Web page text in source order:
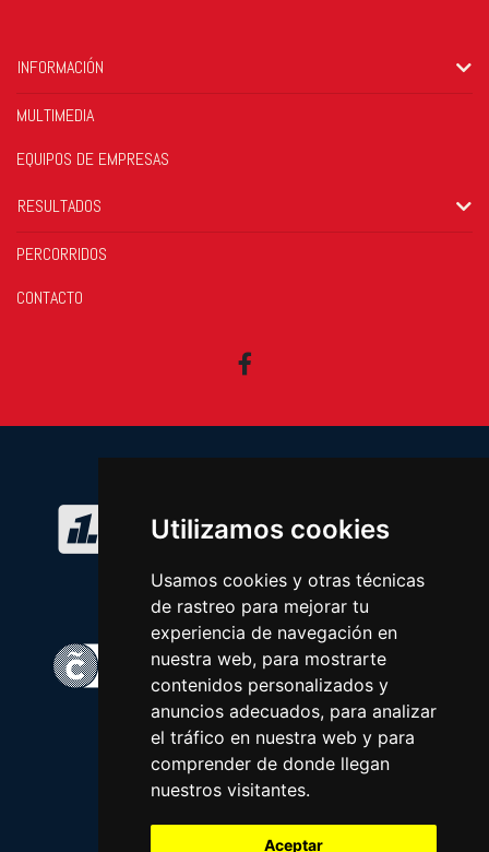
Utilizamos cookies
Usamos cookies y otras técnicas
de rastreo para mejorar tu
experiencia de navegación en
nuestra web, para mostrarte
contenidos personalizados y
anuncios adecuados, para analizar
el tráfico en nuestra web y para
comprender de donde llegan
nuestros visitantes.
Aceptar
INFORMACIÓN
MULTIMEDIA
EQUIPOS DE EMPRESAS
RESULTADOS
PERCORRIDOS
CONTACTO
Facebook